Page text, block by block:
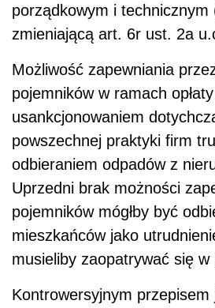
porządkowym i technicznym
zmieniającą art. 6r ust. 2a
Możliwość zapewniania
pojemników w ramach
usankcjonowaniem
powszechnej praktyki firm
odbieraniem odpadów z
Uprzedni brak możności
pojemników mógłby być
mieszkańców jako
musieliby zaopatrywać się w
Kontrowersyjnym przepisem